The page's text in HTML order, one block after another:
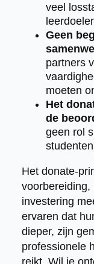
veel
Geen
partners
moeten
Het
de
geen rol
Het donate-
voorbereiding,
investering
ervaren dat
dieper, zijn
professionele
reikt. Wil je